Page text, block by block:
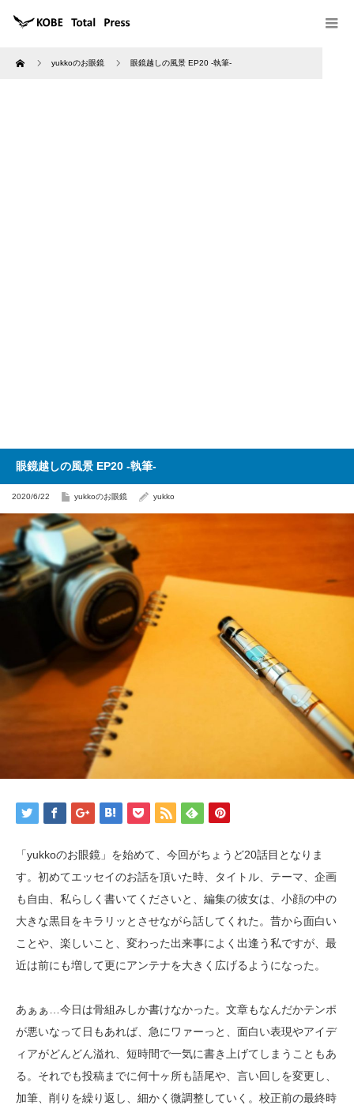
Home yukkoのお眼鏡 眼鏡越しの風景 EP20 -執筆-
眼鏡越しの風景 EP20 -執筆-
2020/6/22 yukkoのお眼鏡 yukko
「yukkoのお眼鏡」を始めて、今回がちょうど20話目となりま
す。初めてエッセイのお話を頂いた時、タイトル、テーマ、企画
も自由、私らしく書いてくださいと、編集の彼女は、小顔の中の
大きな黒目をキラリッとさせながら話してくれた。昔から面白い
ことや、楽しいこと、変わった出来事によく出逢う私ですが、最
近は前にも増して更にアンテナを大きく広げるようになった。
あぁぁ…今日は骨組みしか書けなかった。文章もなんだかテンポ
が悪いなって日もあれば、急にワァーっと、面白い表現やアイデ
ィアがどんどん溢れ、短時間で一気に書き上げてしまうこともあ
る。それでも投稿までに何十ヶ所も語尾や、言い回しを変更し、
加筆、削りを繰り返し、細かく微調整していく。校正前の最終時